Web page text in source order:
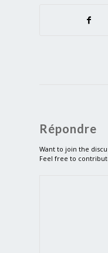
Répondre
Want to join the
Feel free to